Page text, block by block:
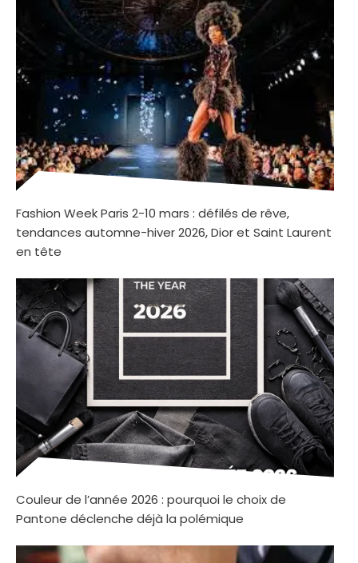
Fashion Week Paris 2-10 mars : défilés de rêve,
tendances automne-hiver 2026, Dior et Saint Laurent
en tête
Couleur de l’année 2026 : pourquoi le choix de
Pantone déclenche déjà la polémique